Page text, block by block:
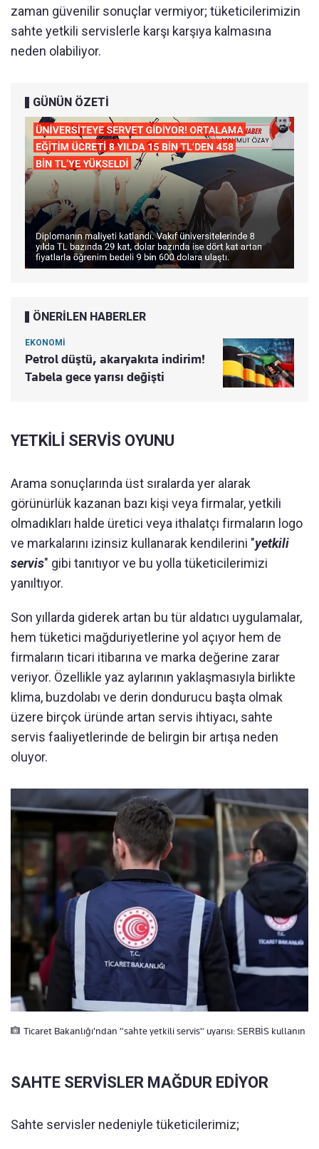
zaman güvenilir sonuçlar vermiyor; tüketicilerimizin
sahte yetkili servislerle karşı karşıya kalmasına
neden olabiliyor.
GÜNÜN ÖZETİ
ÖNERİLEN HABERLER
EKONOMİ
Petrol düştü, akaryakıta indirim!
Tabela gece yarısı değişti
YETKİLİ SERVİS OYUNU
Arama sonuçlarında üst sıralarda yer alarak
görünürlük kazanan bazı kişi veya firmalar, yetkili
olmadıkları halde üretici veya ithalatçı firmaların logo
ve markalarını izinsiz kullanarak kendilerini "yetkili
servis" gibi tanıtıyor ve bu yolla tüketicilerimizi
yanıltıyor.
Son yıllarda giderek artan bu tür aldatıcı uygulamalar,
hem tüketici mağduriyetlerine yol açıyor hem de
firmaların ticari itibarına ve marka değerine zarar
veriyor. Özellikle yaz aylarının yaklaşmasıyla birlikte
klima, buzdolabı ve derin dondurucu başta olmak
üzere birçok üründe artan servis ihtiyacı, sahte
servis faaliyetlerinde de belirgin bir artışa neden
oluyor.
Ticaret Bakanlığı'ndan "sahte yetkili servis" uyarısı: SERBİS kullanın
SAHTE SERVİSLER MAĞDUR EDİYOR
Sahte servisler nedeniyle tüketicilerimiz;